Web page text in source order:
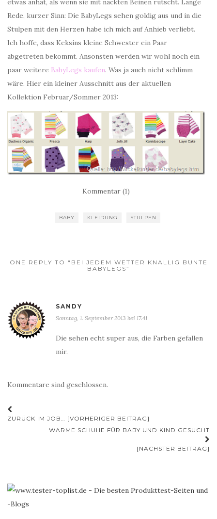
etwas anhat, als wenn sie mit nackten Beinen rutscht. Lange
Rede, kurzer Sinn: Die BabyLegs sehen goldig aus und in die
Stulpen mit den Herzen habe ich mich auf Anhieb verliebt.
Ich hoffe, dass Keksins kleine Schwester ein Paar
abgetreten bekommt. Ansonsten werden wir wohl noch ein
paar weitere BabyLegs kaufen. Was ja auch nicht schlimm
wäre. Hier ein kleiner Ausschnitt aus der aktuellen
Kollektion Februar/Sommer 2013:
Kommentar (1)
BABY KLEIDUNG STULPEN
ONE REPLY TO “BEI JEDEM WETTER KNALLIG BUNTE
BABYLEGS”
SANDY
Sonntag, 1. September 2013 bei 17:41
Die sehen echt super aus, die Farben gefallen
mir.
Kommentare sind geschlossen.
Beitrags-
Navigation
ZURÜCK IM JOB… [VORHERIGER BEITRAG]
WARME SCHUHE FÜR BABY UND KIND GESUCHT
[NÄCHSTER BEITRAG]